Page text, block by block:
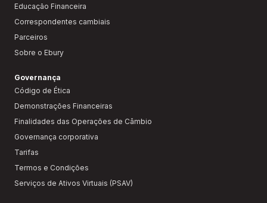
Educação Financeira
Correspondentes cambiais
Parceiros
Sobre o Ebury
Governança
Código de Ética
Demonstrações Financeiras
Finalidades das Operações de Câmbio
Governança corporativa
Tarifas
Termos e Condições
Serviços de Ativos Virtuais (PSAV)